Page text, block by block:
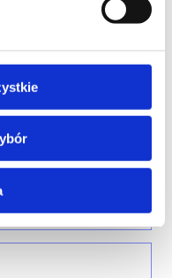
Server 2016
Environments